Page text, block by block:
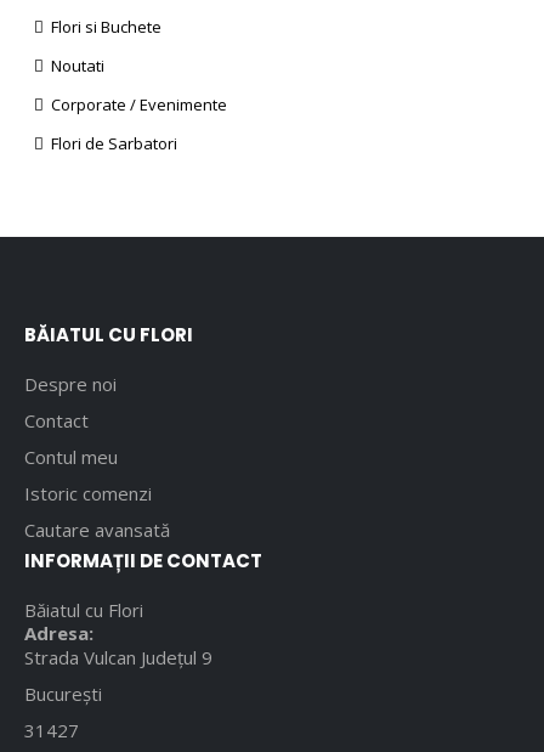
Flori si Buchete
Noutati
Corporate / Evenimente
Flori de Sarbatori
BĂIATUL CU FLORI
Despre noi
Contact
Contul meu
Istoric comenzi
Cautare avansată
INFORMAȚII DE CONTACT
Băiatul cu Flori
Adresa:
Strada Vulcan Județul 9
București
31427